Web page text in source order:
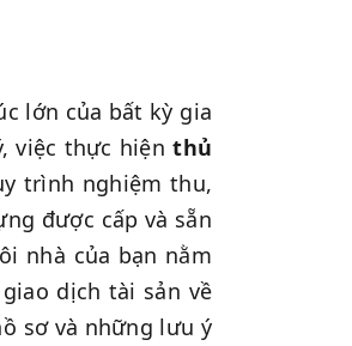
lớn của bất kỳ gia
việc thực hiệnthủ
trình nghiệm thu,
được cấp và sẵn
nhà của bạn nằm
dịch tài sản về
sơ và những lưu ý